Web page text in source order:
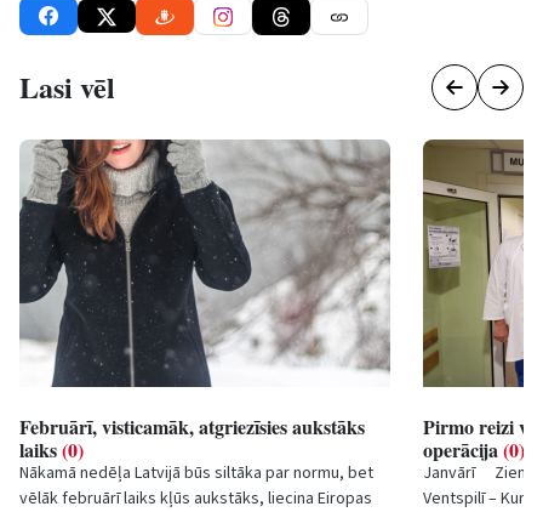
Lasi vēl
Februārī, visticamāk, atgriezīsies aukstāks
laiks(0)
Nākamā nedēļa Latvijā būs siltāka par normu, bet
vēlāk februārī laiks kļūs aukstāks, liecina Eiropas
Pirmo reizi
operācija (0)
Janvārī
Ventspilī –